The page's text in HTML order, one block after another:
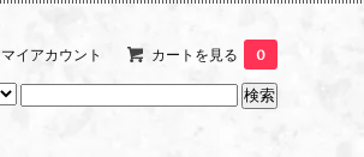
マイアカウント カートを見る 0